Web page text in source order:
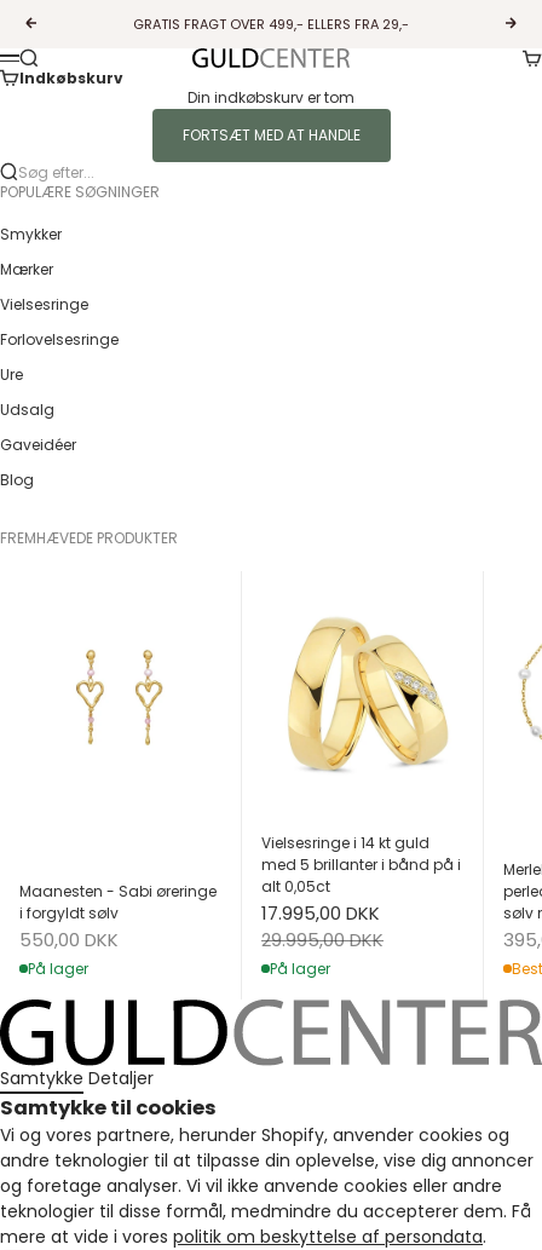
Forrige
GRATIS FRAGT OVER 499,- ELLERS FRA 29,-
Guldcenter
Menu
Søg
Indkøbskurv
Din indkøbskurv er tom
FORTSÆT MED AT HANDLE
Søg efter...
POPULÆRE SØGNINGER
Smykker
Mærker
Vielsesringe
Forlovelsesringe
Ure
Udsalg
Gaveidéer
Blog
FREMHÆVEDE PRODUKTER
Maanesten - Sabi øreringe
i forgyldt sølv
Salgspris
550,00 DKK
På lager
Vielsesringe i 14 kt guld
med 5 brillanter i bånd på i
alt 0,05ct
Salgspris
17.995,00 DKK
Normalpris
29.995,00 DKK
På lager
sølv
Samtykke Detaljer
Samtykke til cookies
Vi og vores partnere, herunder Shopify, anvender cookies og
andre teknologier til at tilpasse din oplevelse, vise dig annoncer
og foretage analyser. Vi vil ikke anvende cookies eller andre
teknologier til disse formål, medmindre du accepterer dem. Få
mere at vide i vores politik om beskyttelse af persondata.